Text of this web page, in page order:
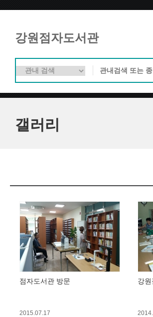
강원점자도서관
갤러리
점자도서관 방문
2015.07.17
강